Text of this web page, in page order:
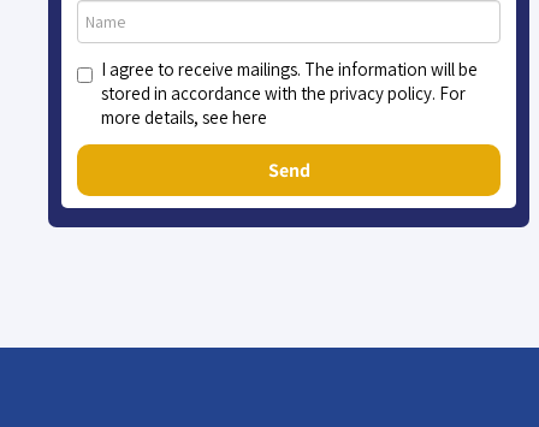
I agree to receive mailings. The information will be
stored in accordance with the privacy policy. For
more details, see here
Send